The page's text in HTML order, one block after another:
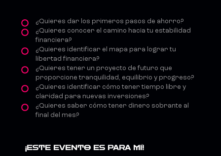
¿Quieres dar los primeros pasos de ahorro?
¿Quieres conocer el camino hacia tu estabilidad
financiera?
¿Quieres identificar el mapa para lograr tu
libertad financiera?
¿Quieres tener un proyecto de futuro que
proporcione tranquilidad, equilibrio y progreso?
¿Quieres identificar cómo tener tiempo libre y
claridad para nuevas inversiones?
¿Quieres saber cómo tener dinero sobrante al
final del mes?
¡ESTE EVENTO ES PARA MÍ!